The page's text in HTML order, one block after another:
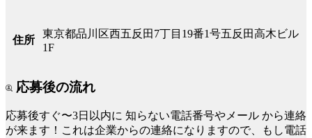
住所
東京都品川区西五反田7丁目19番1号五反田高木ビル
1F
応募後の流れ
応募後すぐ〜3日以内に 知らない電話番号やメール から連絡
が来ます！これは企業からの連絡になりますので、もし電話